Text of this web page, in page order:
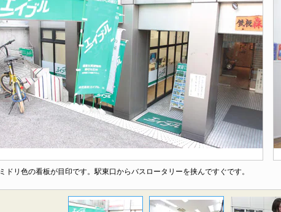
ミドリ色の看板が目印です。駅東口からバスロータリーを挟んですぐです。